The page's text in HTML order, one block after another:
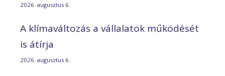
2026. augusztus 6.
A klímaváltozás a vállalatok működését
is átírja
2026. augusztus 6.